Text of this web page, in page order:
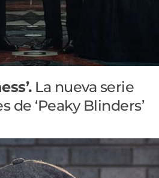
La nueva serie
de ‘Peaky Blinders’